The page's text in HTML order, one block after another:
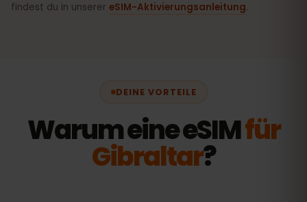
findest du in unserer eSIM-Aktivierungsanleitung.
DEINE VORTEILE
Warum eine eSIMfür
Gibraltar?